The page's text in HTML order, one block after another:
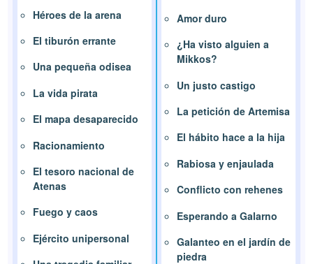
Héroes de la arena
El tiburón errante
Una pequeña odisea
La vida pirata
El mapa desaparecido
Racionamiento
El tesoro nacional de
Atenas
Fuego y caos
Ejército unipersonal
Amor duro
¿Ha visto alguien a
Mikkos?
Un justo castigo
La petición de Artemisa
El hábito hace a la hija
Rabiosa y enjaulada
Conflicto con rehenes
Esperando a Galarno
Galanteo en el jardín de
piedra